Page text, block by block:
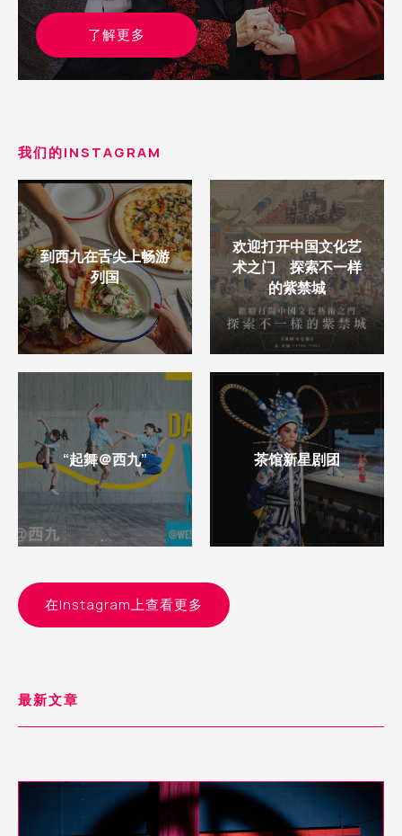
了解更多
我们的INSTAGRAM
到西九在舌尖上畅游
列国
欢迎打开中国文化艺
术之门 探索不一样
的紫禁城
“起舞＠西九” 茶馆新星剧团
在Instagram上查看更多
最新文章